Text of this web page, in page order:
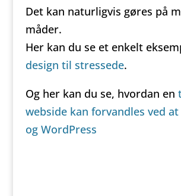
Det kan naturligvis gøres på
måder.
Her kan du se et enkelt
design til stressede.
Og her kan du se, hvordan en
webside kan forvandles ved at
og WordPress